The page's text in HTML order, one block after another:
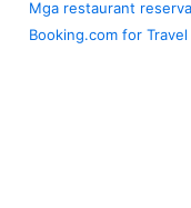
Mga restaurant
Booking.com for